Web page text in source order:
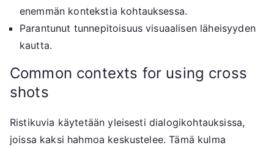
enemmän kontekstia kohtauksessa.
Parantunut tunnepitoisuus visuaalisen läheisyyden
kautta.
Common contexts for using cross
shots
Ristikuvia käytetään yleisesti dialogikohtauksissa,
joissa kaksi hahmoa keskustelee. Tämä kulma